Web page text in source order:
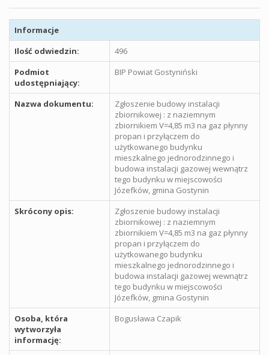
Informacje
Ilość odwiedzin:
496
Podmiot
udostępniający:
BIP Powiat Gostyniński
Nazwa dokumentu:
Zgłoszenie budowy instalacji
zbiornikowej : z naziemnym
zbiornikiem V=4,85 m3 na gaz płynny
propan i przyłączem do
użytkowanego budynku
mieszkalnego jednorodzinnego i
budowa instalacji gazowej wewnątrz
tego budynku w miejscowości
Józefków, gmina Gostynin
Skrócony opis:
Zgłoszenie budowy instalacji
zbiornikowej : z naziemnym
zbiornikiem V=4,85 m3 na gaz płynny
propan i przyłączem do
użytkowanego budynku
mieszkalnego jednorodzinnego i
budowa instalacji gazowej wewnątrz
tego budynku w miejscowości
Józefków, gmina Gostynin
Osoba, która
wytworzyła
informację:
Bogusława Czapik